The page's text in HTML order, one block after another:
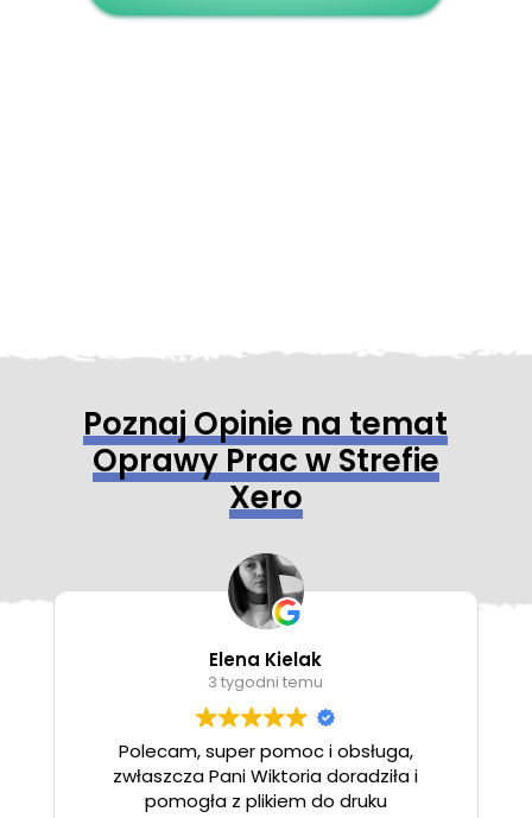
Poznaj Opinie na temat
Oprawy Prac w Strefie
Xero
Elena Kielak
3 tygodni temu
Polecam, super pomoc i obsługa,
zwłaszcza Pani Wiktoria doradziła i
pomogła z plikiem do druku